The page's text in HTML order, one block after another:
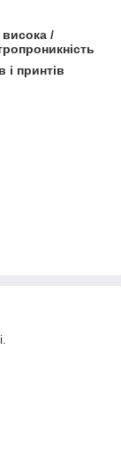
висока /
і принтів